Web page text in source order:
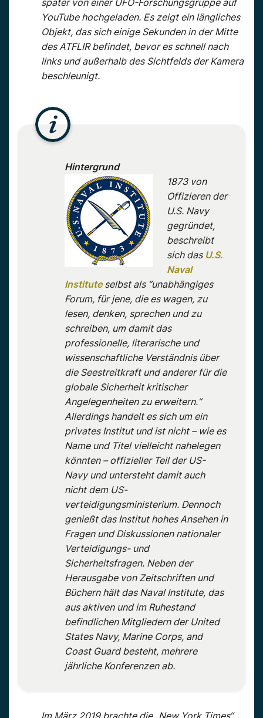
später von einer UFO-Forschungsgruppe auf
YouTube hochgeladen. Es zeigt ein längliches
Objekt, das sich einige Sekunden in der Mitte
des ATFLIR befindet, bevor es schnell nach
links und außerhalb des Sichtfelds der Kamera
beschleunigt.
Hintergrund
1873 von
Offizieren der
U.S. Navy
gegründet,
beschreibt
sich das U.S.
Naval
Instituteselbst als “unabhängiges
Forum, für jene, die es wagen, zu
lesen, denken, sprechen und zu
schreiben, um damit das
professionelle, literarische und
wissenschaftliche Verständnis über
die Seestreitkraft und anderer für die
globale Sicherheit kritischer
Angelegenheiten zu erweitern.“
Allerdings handelt es sich um ein
privates Institut und ist nicht – wie es
Name und Titel vielleicht nahelegen
könnten – offizieller Teil der US-
Navy und untersteht damit auch
nicht dem US-
verteidigungsministerium. Dennoch
genießt das Institut hohes Ansehen in
Fragen und Diskussionen nationaler
Verteidigungs- und
Sicherheitsfragen. Neben der
Herausgabe von Zeitschriften und
Büchern hält das Naval Institute, das
aus aktiven und im Ruhestand
befindlichen Mitgliedern der United
States Navy, Marine Corps, and
Coast Guard besteht, mehrere
jährliche Konferenzen ab.